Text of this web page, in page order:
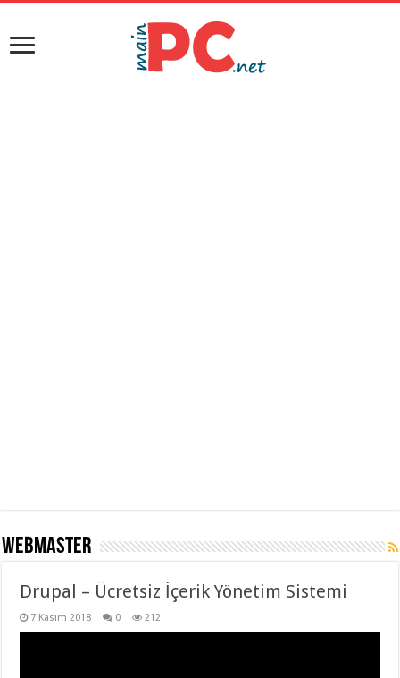
WEBMASTER
Drupal – Ücretsiz İçerik Yönetim Sistemi
7 Kasım 2018 0 212